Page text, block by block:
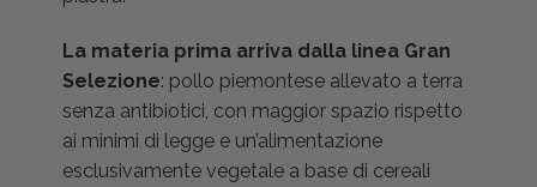
La materia prima arriva dalla linea Gran
Selezione: pollo piemontese allevato a terra
senza antibiotici, con maggior spazio rispetto
ai minimi di legge e un’alimentazione
esclusivamente vegetale a base di cereali